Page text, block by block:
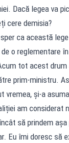
Dacă legea va
cere demisia?
sper ca această
de o reglementare
tot acest
prim-ministru.
vremea, și-a
am considerat
să prindem
Eu îmi doresc să